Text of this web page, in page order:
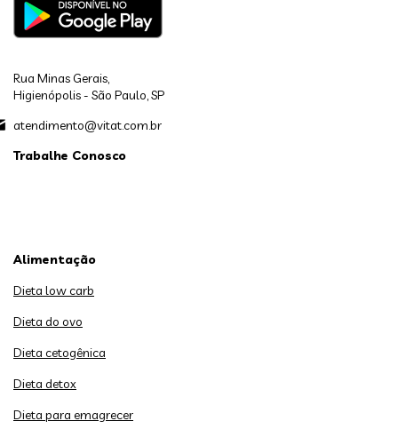
Rua Minas Gerais,
Higienópolis - São Paulo, SP
atendimento@vitat.com.br
Trabalhe Conosco
Alimentação
Dieta low carb
Dieta do ovo
Dieta cetogênica
Dieta detox
Dieta para emagrecer